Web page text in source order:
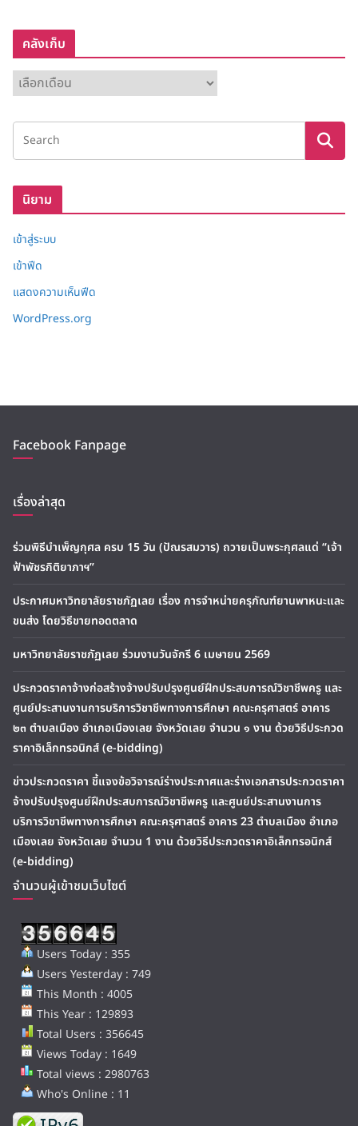
คลังเก็บ
ลั
ง
ก็
นิยาม
เข้าสู่ระบบ
เข้าฟีด
แสดงความเห็นฟีด
WordPress.org
Facebook Fanpage
เรื่องล่าสุด
ร่วมพิธีบำเพ็ญกุศล ครบ 15 วัน (ปัณรสมวาร) ถวายเป็นพระกุศลแด่ “เจ้า
ฟ้าพัชรกิติยาภาฯ”
ประกาศมหาวิทยาลัยราชภัฏเลย เรื่อง การจำหน่ายครุภัณฑ์ยานพาหนะและ
ขนส่ง โดยวิธีขายทอดตลาด
มหาวิทยาลัยราชภัฏเลย ร่วมงานวันจักรี 6 เมษายน 2569
ประกวดราคาจ้างก่อสร้างจ้างปรับปรุงศูนย์ฝึกประสบการณ์วิชาชีพครู และ
ศูนย์ประสานงานการบริการวิชาชีพทางการศึกษา คณะครุศาสตร์ อาคาร
๒๓ ตำบลเมือง อำเภอเมืองเลย จังหวัดเลย จำนวน ๑ งาน ด้วยวิธีประกวด
ราคาอิเล็กทรอนิกส์ (e-bidding)
ข่าวประกวดราคา ชี้แจงข้อวิจารณ์ร่างประกาศและร่างเอกสารประกวดราคา
จ้างปรับปรุงศูนย์ฝึกประสบการณ์วิชาชีพครู และศูนย์ประสานงานการ
บริการวิชาชีพทางการศึกษา คณะครุศาสตร์ อาคาร 23 ตำบลเมือง อำเภอ
เมืองเลย จังหวัดเลย จำนวน 1 งาน ด้วยวิธีประกวดราคาอิเล็กทรอนิกส์
(e-bidding)
จำนวนผู้เข้าชมเว็บไซต์
Users Today : 355
Users Yesterday : 749
This Month : 4005
This Year : 129893
Total Users : 356645
Views Today : 1649
Total views : 2980763
Who's Online : 11